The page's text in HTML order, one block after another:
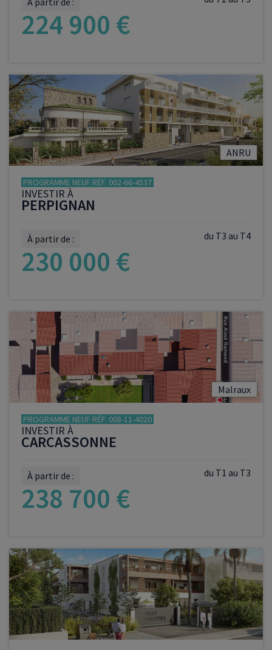
224 900 €
VOIR LE PROGRAMME
ANRU
PROGRAMME NEUF RÉF. 002-66-4537
INVESTIR À
PERPIGNAN
du T3 au T4
À partir de :
230 000 €
VOIR LE PROGRAMME
Malraux
PROGRAMME NEUF RÉF. 008-11-4020
INVESTIR À
CARCASSONNE
du T1 au T3
À partir de :
238 700 €
VOIR LE PROGRAMME